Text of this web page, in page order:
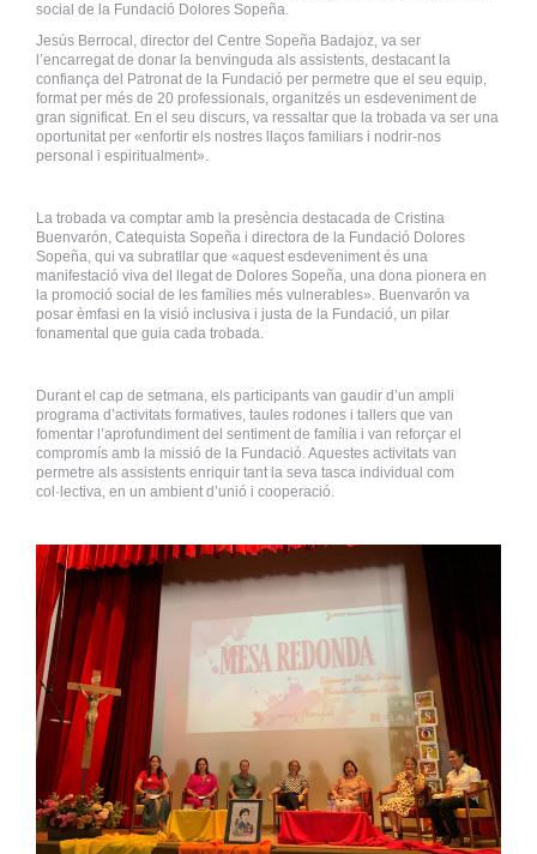
social de la Fundació Dolores Sopeña.
Jesús Berrocal, director del Centre Sopeña Badajoz, va ser
l’encarregat de donar la benvinguda als assistents, destacant la
confiança del Patronat de la Fundació per permetre que el seu equip,
format per més de 20 professionals, organitzés un esdeveniment de
gran significat. En el seu discurs, va ressaltar que la trobada va ser una
oportunitat per «enfortir els nostres llaços familiars i nodrir-nos
personal i espiritualment».
La trobada va comptar amb la presència destacada de Cristina
Buenvarón, Catequista Sopeña i directora de la Fundació Dolores
Sopeña, qui va subratllar que «aquest esdeveniment és una
manifestació viva del llegat de Dolores Sopeña, una dona pionera en
la promoció social de les famílies més vulnerables». Buenvarón va
posar èmfasi en la visió inclusiva i justa de la Fundació, un pilar
fonamental que guia cada trobada.
Durant el cap de setmana, els participants van gaudir d’un ampli
programa d’activitats formatives, taules rodones i tallers que van
fomentar l’aprofundiment del sentiment de família i van reforçar el
compromís amb la missió de la Fundació. Aquestes activitats van
permetre als assistents enriquir tant la seva tasca individual com
col·lectiva, en un ambient d’unió i cooperació.